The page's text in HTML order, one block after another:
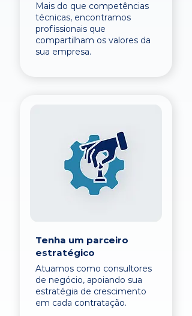
Mais do que competências
técnicas, encontramos
profissionais que
compartilham os valores da
sua empresa.
Tenha um parceiro
estratégico
Atuamos como consultores
de negócio, apoiando sua
estratégia de crescimento
em cada contratação.